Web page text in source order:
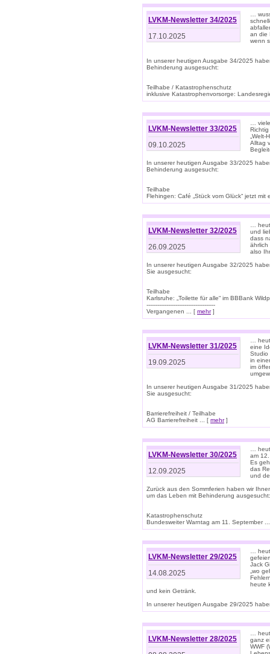
LVKM-Newsletter 34/2025
17.10.2025
…
an die
wenn
In unserer heutigen Ausgabe 34/2025
Behinderung ausgesucht:
Teilhabe / Katastrophenschutz
inklusive Katastrophenvorsorge:
LVKM-Newsletter 33/2025
09.10.2025
…
Alltag
In unserer heutigen Ausgabe 33/2025
Behinderung ausgesucht:
Teilhabe
Flehingen: Café „Stück vom Glück“ jetzt mit
LVKM-Newsletter 32/2025
26.09.2025
…
und
dass
ährlich
also
In unserer heutigen Ausgabe 32/2025
Sie ausgesucht:
Teilhabe
Karlsruhe: „Toilette für alle“ im BBBank
--------------------------------------
Vergangenen ... [ mehr]
LVKM-Newsletter 31/2025
19.09.2025
…
eine
Studio
in
im
In unserer heutigen Ausgabe 31/2025
Sie ausgesucht:
Barrierefreiheit / Teilhabe
AG Barrierefreiheit ... [ mehr]
LVKM-Newsletter 30/2025
12.09.2025
…
am
Es
das
und
Zurück aus den Sommferien haben wir
um das Leben mit Behinderung ausgesucht:
Katastrophenschutz
Bundesweiter Warntag am 11. September
LVKM-Newsletter 29/2025
14.08.2025
…
Jack
„wo
heute
und kein Getränk.
In unserer heutigen Ausgabe 29/2025
LVKM-Newsletter 28/2025
…
ganz
WWF